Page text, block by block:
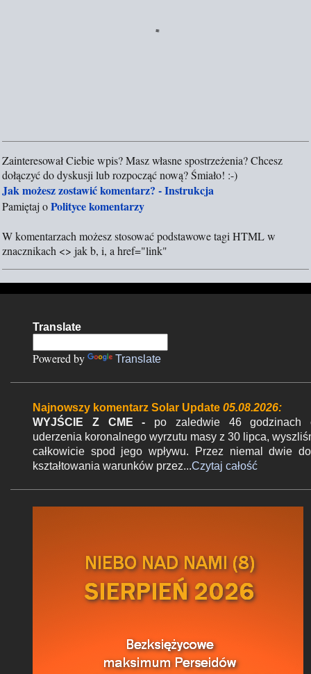
P
r
z
e
i
k
Zainteresował Ciebie wpis? Masz własne spostrzeżenia? Chcesz
dołączyć do dyskusji lub rozpocząć nową? Śmiało! :-)
Jak możesz zostawić komentarz? - Instrukcja
Pamiętaj oPolityce komentarzy
W komentarzach możesz stosować podstawowe tagi HTML w
znacznikach <> jak b, i, a href="link"
Translate
Powered by Translate
Najnowszy komentarz Solar Update 05.08.2026:
WYJŚCIE Z CME - po zaledwie 46 godzinach
uderzenia koronalnego wyrzutu masy z 30 lipca,
całkowicie spod jego wpływu. Przez niemal dwie
kształtowania warunków przez...Czytaj całość